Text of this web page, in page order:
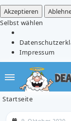
Akzeptieren
Selbst wählen
Impressum
Startseite